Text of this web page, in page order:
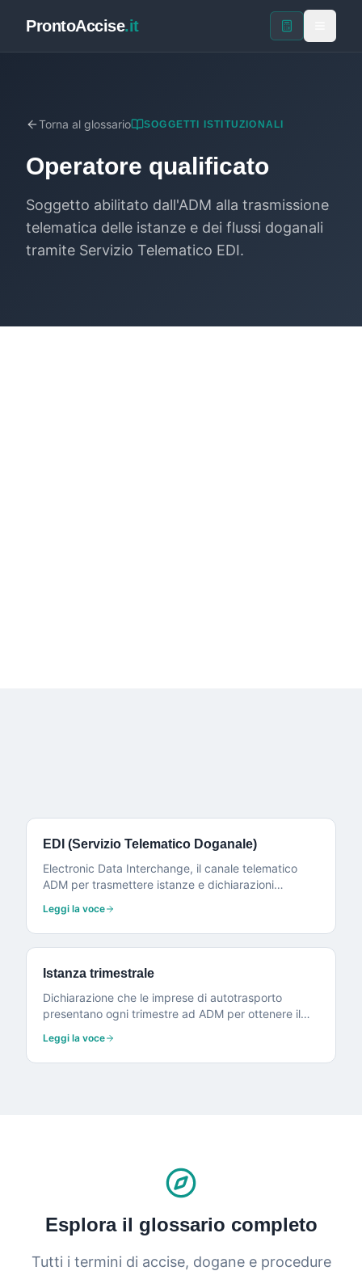
ProntoAccise.it
Torna al glossario SOGGETTI ISTITUZIONALI
Operatore qualificato
Soggetto abilitato dall'ADM alla trasmissione
telematica delle istanze e dei flussi doganali
tramite Servizio Telematico EDI.
EDI (Servizio Telematico Doganale)
Electronic Data Interchange, il canale telematico
ADM per trasmettere istanze e dichiarazioni
Leggi la voce
Istanza trimestrale
Dichiarazione che le imprese di autotrasporto
presentano ogni trimestre ad ADM per ottenere il
Leggi la voce
Esplora il glossario completo
Tutti i termini di accise, dogane e procedure